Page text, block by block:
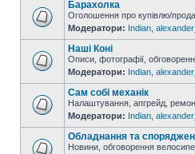
Барахолка
Оголошення про купівлю/
Модератори: Indian
Наші Коні
Описи, фотографії,
Модератори: Indian
Сам собі механік
Налаштування, апгрейд,
Модератори: Indian
Обладнання та
Новини, обговорення